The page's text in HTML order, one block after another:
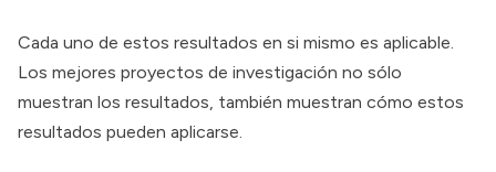
Cada uno de estos resultados en si mismo es aplicable.
Los mejores proyectos de investigación no sólo
muestran los resultados, también muestran cómo estos
resultados pueden aplicarse.